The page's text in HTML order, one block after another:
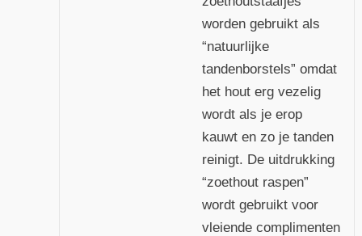
worden gebruikt als
“natuurlijke
tandenborstels” omdat
het hout erg vezelig
wordt als je erop
kauwt en zo je tanden
reinigt. De uitdrukking
“zoethout raspen”
wordt gebruikt voor
vleiende complimenten